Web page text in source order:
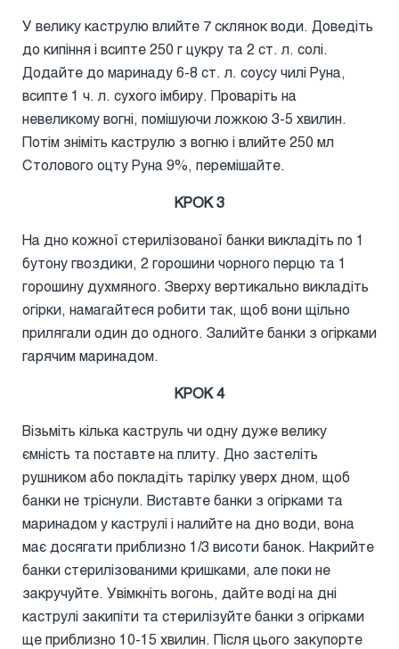
У велику каструлю влийте 7 склянок води. Доведіть
до кипіння і всипте 250 г цукру та 2 ст. л. солі.
Додайте до маринаду 6-8 ст. л. соусу чилі Руна,
всипте 1 ч. л. сухого імбиру. Проваріть на
невеликому вогні, помішуючи ложкою 3-5 хвилин.
Потім зніміть каструлю з вогню і влийте 250 мл
Столового оцту Руна 9%, перемішайте.
КРОК 3
На дно кожної стерилізованої банки викладіть по 1
бутону гвоздики, 2 горошини чорного перцю та 1
горошину духмяного. Зверху вертикально викладіть
огірки, намагайтеся робити так, щоб вони щільно
прилягали один до одного. Залийте банки з огірками
гарячим маринадом.
КРОК 4
Візьміть кілька каструль чи одну дуже велику
ємність та поставте на плиту. Дно застеліть
рушником або покладіть тарілку уверх дном, щоб
банки не тріснули. Виставте банки з огірками та
маринадом у каструлі і налийте на дно води, вона
має досягати приблизно 1/3 висоти банок. Накрийте
банки стерилізованими кришками, але поки не
закручуйте. Увімкніть вогонь, дайте воді на дні
каструлі закипіти та стерилізуйте банки з огірками
ще приблизно 10-15 хвилин. Після цього закупорте